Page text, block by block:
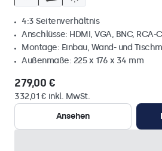
4:3 Seitenverhältnis
Anschlüsse: HDMI, VGA, BNC, RCA-
Montage: Einbau, Wand- und
Außenmaße: 225 x 176 x 34 mm
279,00 €
332,01 € inkl. MwSt.
Ansehen